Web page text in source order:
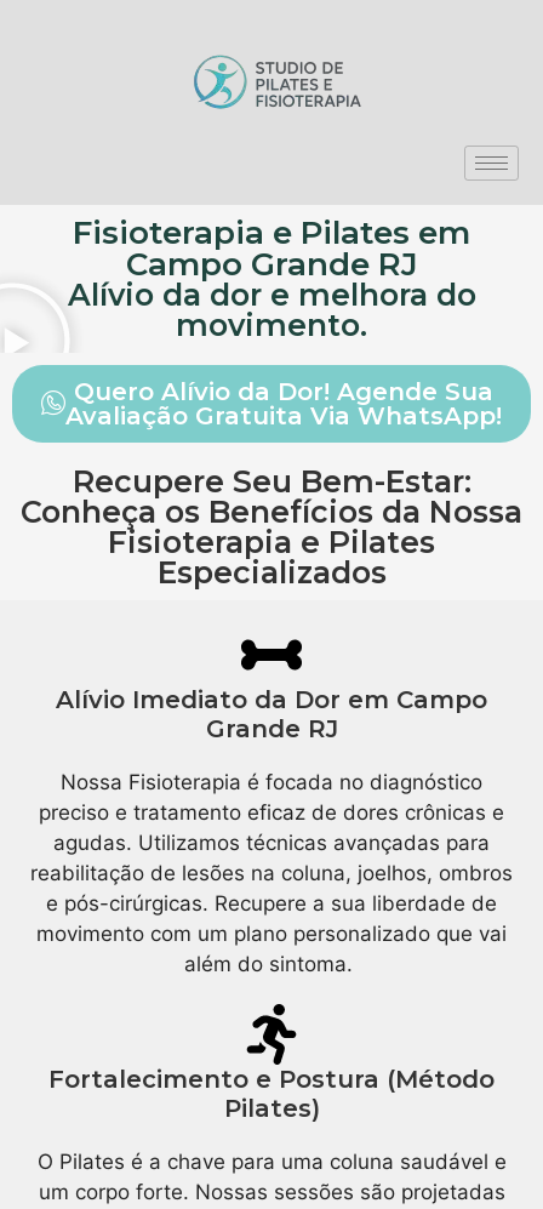
Fisioterapia e Pilates em
Campo Grande RJ
Alívio da dor e melhora do
movimento.
Quero Alívio da Dor! Agende Sua
Avaliação Gratuita Via WhatsApp!
Recupere Seu Bem-Estar:
Conheça os Benefícios da Nossa
Fisioterapia e Pilates
Especializados
Alívio Imediato da Dor em Campo
Grande RJ
Nossa Fisioterapia é focada no diagnóstico
preciso e tratamento eficaz de dores crônicas e
agudas. Utilizamos técnicas avançadas para
reabilitação de lesões na coluna, joelhos, ombros
e pós-cirúrgicas. Recupere a sua liberdade de
movimento com um plano personalizado que vai
além do sintoma.
Fortalecimento e Postura (Método
Pilates)
O Pilates é a chave para uma coluna saudável e
um corpo forte. Nossas sessões são projetadas